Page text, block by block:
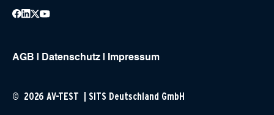
AGB Datenschutz Impressum
© 2026 AV-TEST | SITS Deutschland GmbH